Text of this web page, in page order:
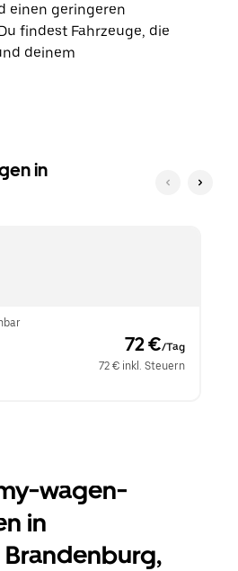
einen geringeren
findest Fahrzeuge, die
deinem
in
72 €/Tag
72 € inkl. Steuern
wagen-
in